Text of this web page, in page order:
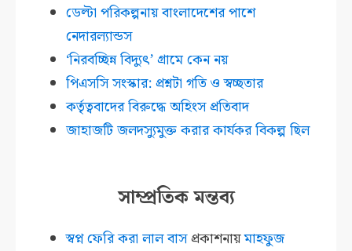
ডেল্টা পরিকল্পনায় বাংলাদেশের পাশে
নেদারল্যান্ডস
‘নিরবচ্ছিন্ন বিদ্যুৎ’ গ্রামে কেন নয়
পিএসসি সংস্কার: প্রশ্নটা গতি ও স্বচ্ছতার
কর্তৃত্ববাদের বিরুদ্ধে অহিংস প্রতিবাদ
জাহাজটি জলদস্যুমুক্ত করার কার্যকর বিকল্প ছিল
সাম্প্রতিক মন্তব্য
স্বপ্ন ফেরি করা লাল বাসপ্রকাশনায়মাহফুজ